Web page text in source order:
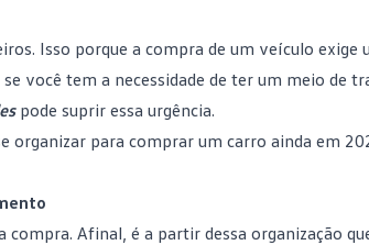
Isso porque a compra de um veículo
você tem a necessidade de ter um meio de
pode suprir essa urgência.
organizar para comprar um carro ainda em
Afinal, é a partir dessa organização